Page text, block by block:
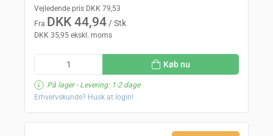
Vejledende pris DKK 79,53
Fra DKK 44,94 / Stk
DKK 35,95 ekskl. moms
Køb nu
På lager- Levering: 1-2 dage
Erhvervskunde? Husk at login!